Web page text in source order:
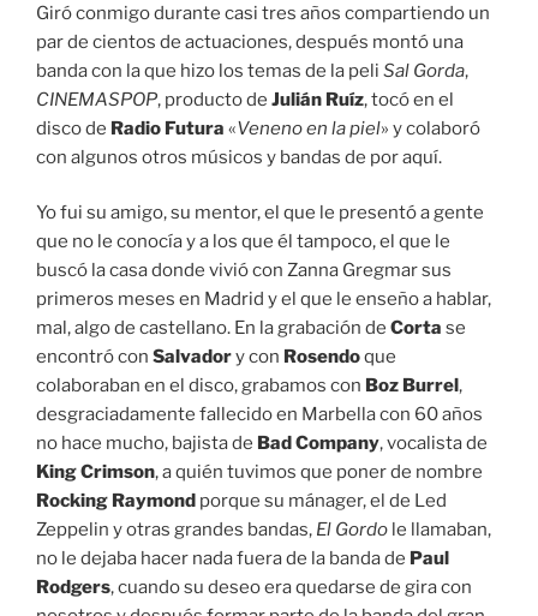
Giró conmigo durante casi tres años compartiendo un
par de cientos de actuaciones, después montó una
banda con la que hizo los temas de la peli Sal Gorda,
CINEMASPOP, producto de Julián Ruíz, tocó en el
disco de Radio Futura «Veneno en la piel» y colaboró
con algunos otros músicos y bandas de por aquí.
Yo fui su amigo, su mentor, el que le presentó a gente
que no le conocía y a los que él tampoco, el que le
buscó la casa donde vivió con Zanna Gregmar sus
primeros meses en Madrid y el que le enseño a hablar,
mal, algo de castellano. En la grabación de Corta se
encontró con Salvadory con Rosendoque
colaboraban en el disco, grabamos con Boz Burrel ,
desgraciadamente fallecido en Marbella con 60 años
no hace mucho, bajista de Bad Company, vocalista de
King Crimson, a quién tuvimos que poner de nombre
Rocking Raymond porque su mánager, el de Led
Zeppelin y otras grandes bandas, El Gordo le llamaban,
no le dejaba hacer nada fuera de la banda de Paul
Rodgers, cuando su deseo era quedarse de gira con